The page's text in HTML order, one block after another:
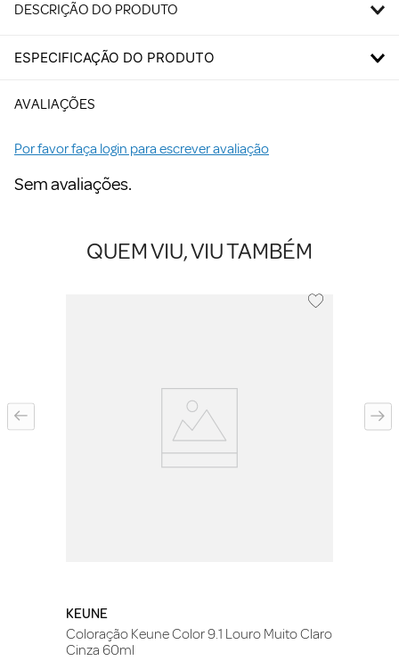
DESCRIÇÃO DO PRODUTO
ESPECIFICAÇÃO DO PRODUTO
AVALIAÇÕES
Por favor faça login para escrever avaliação
Sem avaliações.
QUEM VIU, VIU TAMBÉM
KEUNE
Coloração Keune Color 9.1 Louro Muito Claro
Cinza 60ml